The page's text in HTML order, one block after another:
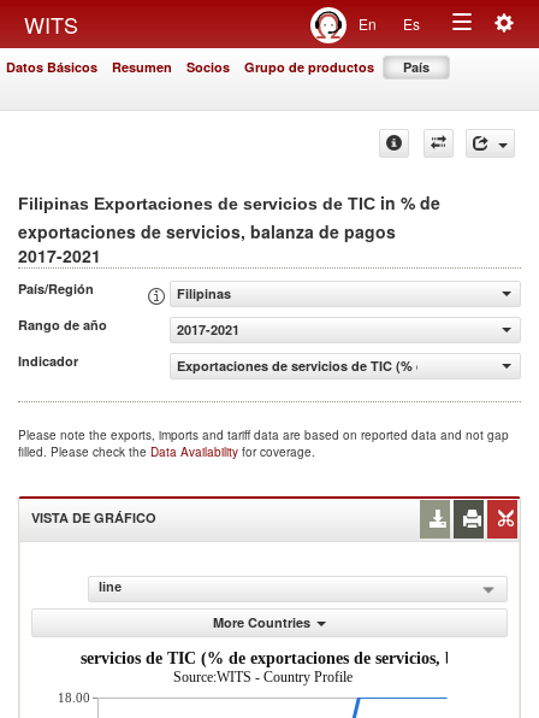
WITS En Es
Toggle
Datos Básicos Resumen Socios Grupo de productos País
Filipinas Exportaciones de servicios de TIC in % de
exportaciones de servicios, balanza de pagos
2017-2021
País/Región
Filipinas
Rango de año
2017-2021
Indicador
Exportaciones de servicios de TIC (% de exportaciones
Please note the exports, imports and tariff data are based on reported data and not gap
filled. Please check the Data Availability for coverage.
VISTA DE GRÁFICO
line
More Countries
de servicios de TIC (% de exportaciones de servicios, balanza de
Source:WITS - Country Profile
18.00